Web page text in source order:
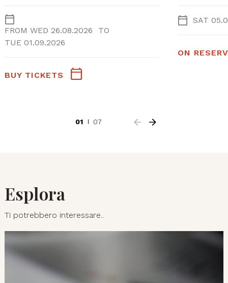
FROM WED 26.08.2026
TO
TUE 01.09.2026
BUY TICKETS
SAT
ON
01 07
Esplora
Ti potrebbero interessare..